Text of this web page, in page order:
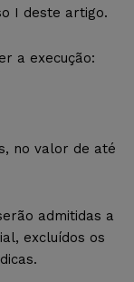
I deste artigo.
a execução:
no valor de até
admitidas a
excluídos os